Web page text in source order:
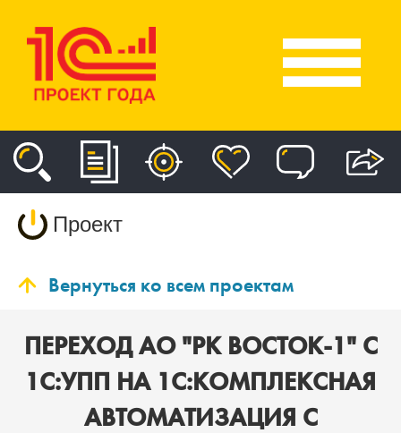
Проект
Вернуться ко всем проектам
ПЕРЕХОД АО "РК ВОСТОК-1" С
1С:УПП НА 1С:КОМПЛЕКСНАЯ
АВТОМАТИЗАЦИЯ С